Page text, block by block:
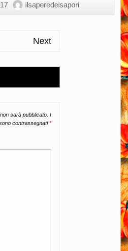
ilsaperedeisapori
Next
sarà pubblicato. I
contrassegnati*